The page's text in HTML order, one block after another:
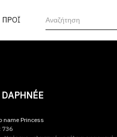
ΠΡΟΪΟΝΤΑ
name Princess
736